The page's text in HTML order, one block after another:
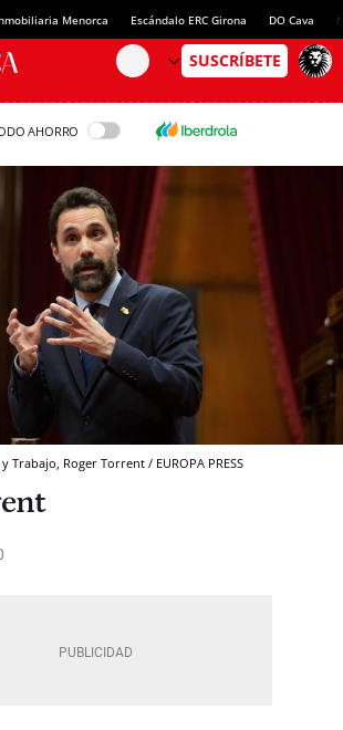
Menorca Escándalo ERC Girona DO Cava
AHORRO
Trabajo, Roger Torrent / EUROPA PRESS